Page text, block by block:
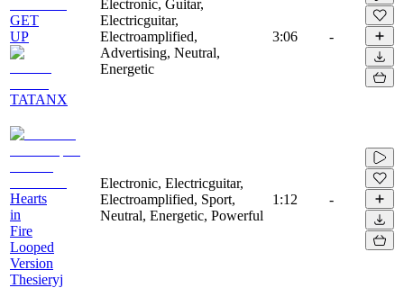
GET
UP
TATANX
Electronic, Guitar,
Electricguitar,
Electroamplified,
Advertising, Neutral,
Energetic
3:06 -
Hearts
in
Fire
Looped
Version
Thesieryj
Electronic, Electricguitar,
Electroamplified, Sport,
Neutral, Energetic, Powerful
1:12 -